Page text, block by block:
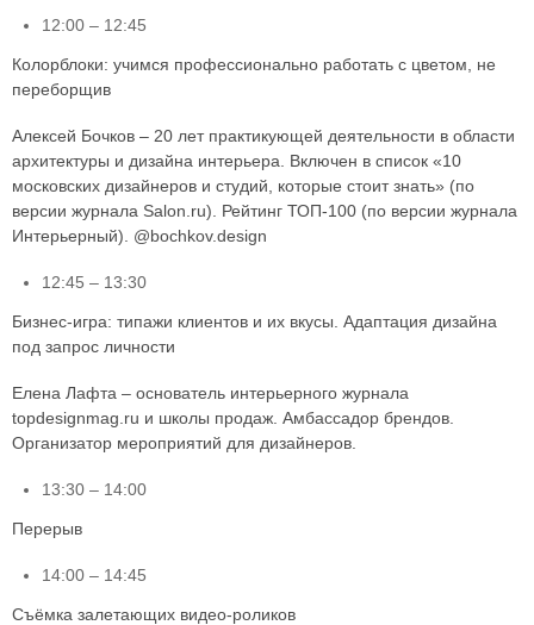
12:00 – 12:45
Колорблоки: учимся профессионально работать с цветом, не
переборщив
Алексей Бочков – 20 лет практикующей деятельности в области
архитектуры и дизайна интерьера. Включен в список «10
московских дизайнеров и студий, которые стоит знать» (по
версии журнала Salon.ru). Рейтинг ТОП-100 (по версии журнала
Интерьерный). @bochkov.design
12:45 – 13:30
Бизнес-игра: типажи клиентов и их вкусы. Адаптация дизайна
под запрос личности
Елена Лафта – основатель интерьерного журнала
topdesignmag.ru и школы продаж. Амбассадор брендов.
Организатор мероприятий для дизайнеров.
13:30 – 14:00
Перерыв
14:00 – 14:45
Съёмка залетающих видео-роликов